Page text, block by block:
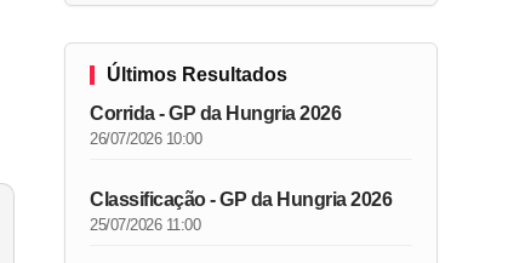
Últimos Resultados
Corrida - GP da Hungria 2026
26/07/2026 10:00
Classificação - GP da Hungria 2026
25/07/2026 11:00